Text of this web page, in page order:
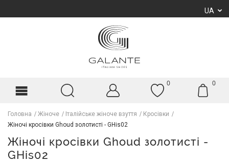
UA
0 0
Головна Жіноче Італійське жіноче взуття
Кросівки
Жіночі кросівки Ghoud золотисті - GHis02
Жіночі кросівки Ghoud золотисті -
GHis02